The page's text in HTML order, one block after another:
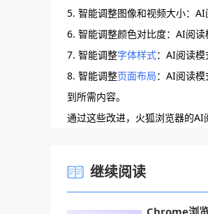
5. 智能调整图像和视频大小：
6. 智能调整颜色对比度：AI阅
7. 智能调整字体样式：AI阅读
8. 智能调整页面布局：AI阅读
到所需内容。
通过这些改进，火狐浏览器的AI
继续阅读